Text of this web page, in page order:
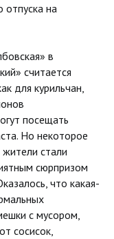
отпуска на
в
считается
для курильчан,
посещать
Но некоторое
стали
сюрпризом
что какая-
с мусором,
сосисок,